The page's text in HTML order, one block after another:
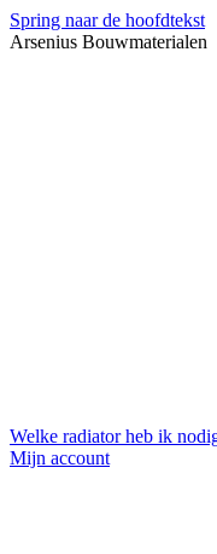
Spring naar de hoofdtekst
Arsenius Bouwmaterialen
Welke radiator heb ik
Mijn account